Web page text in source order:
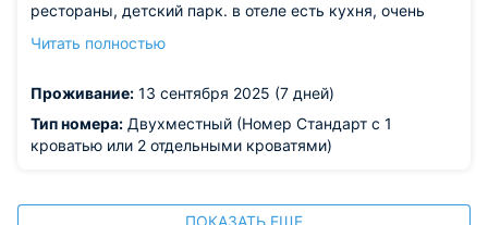
рестораны, детский парк. в отеле есть кухня, очень
спать комфортно, кондиционер работает, есть балконы
понравилось!
Из недостатков: нет собственного басейна и места где
позагорать в случае закрытия пляжа по погоде.
Читать полностью
Проживание: 13 сентября 2025 (7 дней)
Тип номера: Двухместный (Номер Стандарт с 1
кроватью или 2 отдельными кроватями)
ПОКАЗАТЬ ЕЩЕ